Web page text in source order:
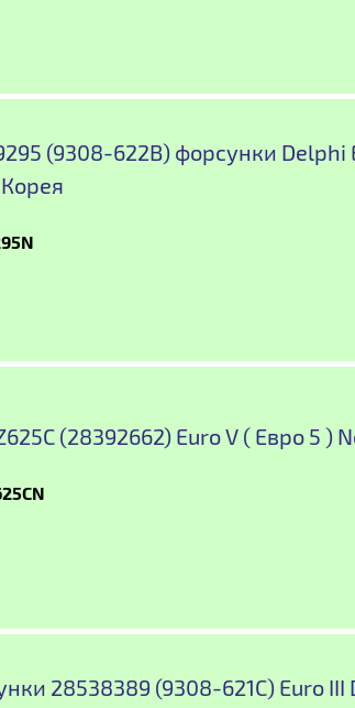
(9308-622B) форсунки Delphi
(28392662) Euro V ( Евро 5 )
28538389 (9308-621C) Euro III